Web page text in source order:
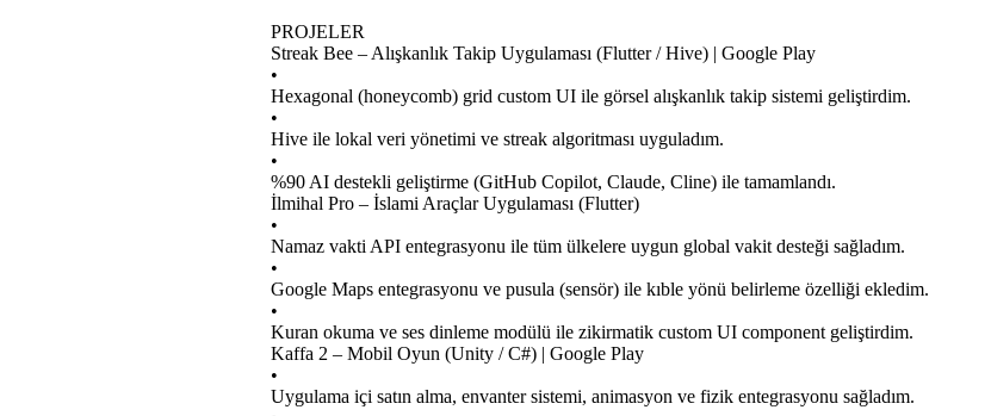
PROJELER
Streak Bee – Alışkanlık Takip Uygulaması (Flutter / Hive) | Google Play
•
Hexagonal (honeycomb) grid custom UI ile görsel alışkanlık takip sistemi geliştirdim.
•
Hive ile lokal veri yönetimi ve streak algoritması uyguladım.
•
%90 AI destekli geliştirme (GitHub Copilot, Claude, Cline) ile tamamlandı.
İlmihal Pro – İslami Araçlar Uygulaması (Flutter)
•
Namaz vakti API entegrasyonu ile tüm ülkelere uygun global vakit desteği sağladım.
•
Google Maps entegrasyonu ve pusula (sensör) ile kıble yönü belirleme özelliği ekledim.
•
Kuran okuma ve ses dinleme modülü ile zikirmatik custom UI component geliştirdim.
Kaffa 2 – Mobil Oyun (Unity / C#) | Google Play
•
Uygulama içi satın alma, envanter sistemi, animasyon ve fizik entegrasyonu sağladım.